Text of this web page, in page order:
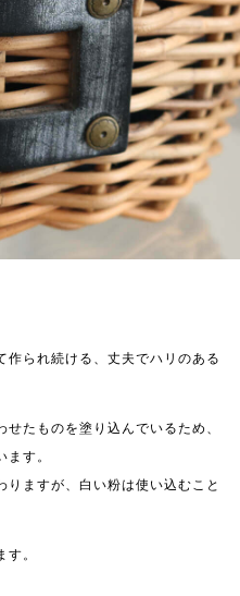
作られ続ける、丈夫でハリのある
たものを塗り込んでいるため、
す。
りますが、白い粉は使い込むこと
。